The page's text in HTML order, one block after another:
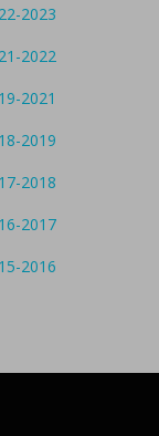
2023
2022
2021
2019
2018
2017
2016